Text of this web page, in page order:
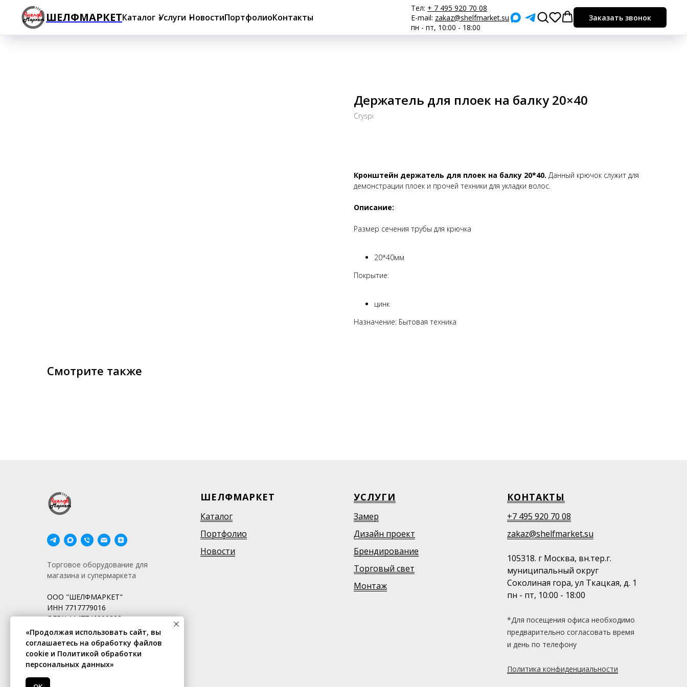
ШЕЛФМАРКЕТКаталог Услуги НовостиПортфолиоКонтакты
Тел: + 7 495 920 70 08
E-mail: zakaz@shelfmarket.su
пн - пт, 10:00 - 18:00
Заказать звонок
Держатель для плоек на балку 20×40
Cryspi​
Кронштейн держатель для плоек на балку 20*40. Данный крючок служит для
демонстрации плоек и прочей техники для укладки волос.
Описание:
Размер сечения трубы для крючка
20*40мм
Покрытие:
цинк
Назначение: Бытовая техника
Смотрите также
Торговое оборудование для
магазина и супермаркета
ООО "ШЕЛФМАРКЕТ"
ИНН 7717779016
ОГРН 1147746290328
ШЕЛФМАРКЕТ
Каталог
Портфолио
Новости
УСЛУГИ
Замер
Дизайн проект
Брендирование
Торговый свет
Монтаж
КОНТАКТЫ
+7 495 920 70 08
zakaz@shelfmarket.su
105318. г Москва, вн.тер.г.
муниципальный округ
Соколиная гора, ул Ткацкая, д. 1
пн - пт, 10:00 - 18:00
*Для посещения офиса необходимо
предварительно согласовать время
и день по телефону
Политика конфиденциальности
«Продолжая использовать сайт, вы
соглашаетесь на обработку файлов
cookie и Политикой обработки
персональных данных»